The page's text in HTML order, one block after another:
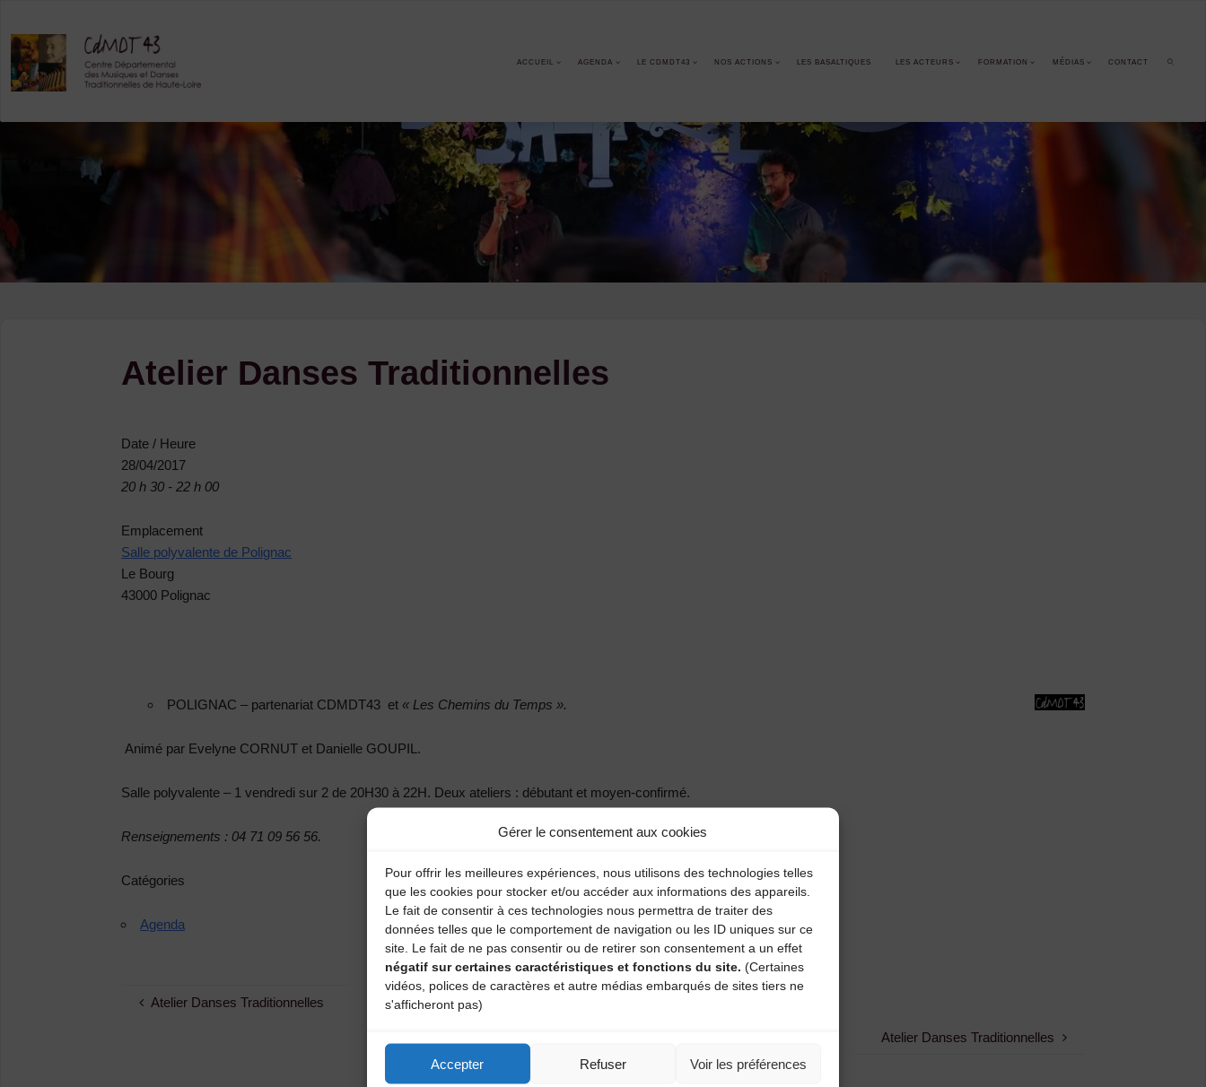
Gérer le consentement aux cookies
Pour offrir les meilleures expériences, nous utilisons des technologies telles
que les cookies pour stocker et/ou accéder aux informations des appareils.
Le fait de consentir à ces technologies nous permettra de traiter des
données telles que le comportement de navigation ou les ID uniques sur ce
site. Le fait de ne pas consentir ou de retirer son consentement a un effet
négatif sur certaines caractéristiques et fonctions du site. (Certaines
vidéos, polices de caractères et autre médias embarqués de sites tiers ne
s'afficheront pas)
Accepter Refuser Voir les préférences
content
ACCUEIL AGENDA LE CDMDT43 NOS ACTIONS LES BASALTIQUES LES ACTEURS FORMATION MÉDIAS CONTACT
Atelier Danses Traditionnelles
Date / Heure
28/04/2017
20 h 30 - 22 h 00
Emplacement
Salle polyvalente de Polignac
Le Bourg
43000 Polignac
POLIGNAC – partenariat CDMDT43 et « Les Chemins du Temps ».
Animé par Evelyne CORNUT et Danielle GOUPIL.
Salle polyvalente – 1 vendredi sur 2 de 20H30 à 22H. Deux ateliers : débutant et moyen-confirmé.
Renseignements : 04 71 09 56 56.
Catégories
Agenda
Atelier Danses Traditionnelles
Atelier Danses Traditionnelles